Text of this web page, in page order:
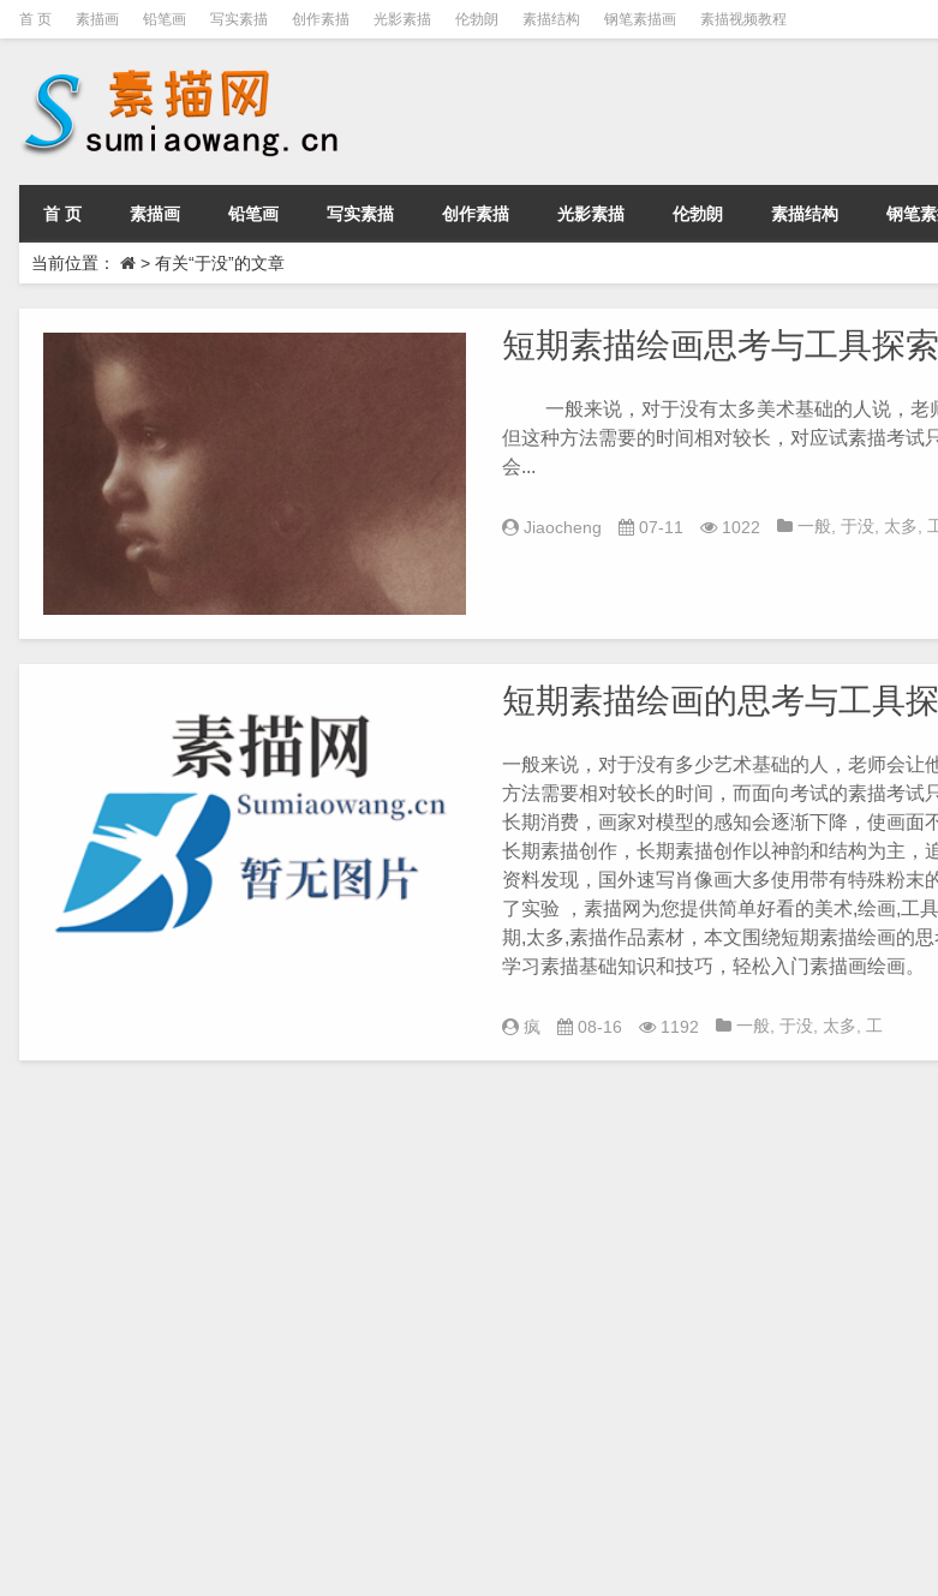
首 页 素描画 铅笔画 写实素描 创作素描 光影素描 伦勃朗 素描结构 钢笔素描画 素描视频教程
首 页 素描画 铅笔画 写实素描 创作素描 光影素描 伦勃朗 素描结构 钢笔
当前位置： > 有关“于没”的文章
短期素描绘画思考与工具探索
一般来说，对于没有太多美术基础的人说，老
但这种方法需要的时间相对较长，对应试素描考试
会...
Jiaocheng 07-11 1022 一般 于没 太多
短期素描绘画的思考与工具
一般来说，对于没有多少艺术基础的人，老师会让
方法需要相对较长的时间，而面向考试的素描考试
长期消费，画家对模型的感知会逐渐下降，使画面
长期素描创作，长期素描创作以神韵和结构为主，
资料发现，国外速写肖像画大多使用带有特殊粉末
了实验 ，素描网为您提供简单好看的美术,绘画,工
期,太多,素描作品素材，本文围绕短期素描绘画的
学习素描基础知识和技巧，轻松入门素描画绘画。
疯 08-16 1192 一般 于没 太多 工